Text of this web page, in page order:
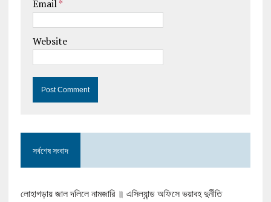
Email*
Website
সর্বশেষ সংবাদ
লোহাগড়ায় জাল দলিলে নামজারি ॥ এসিল্যান্ড অফিসে ভয়াবহ দুর্নীতি